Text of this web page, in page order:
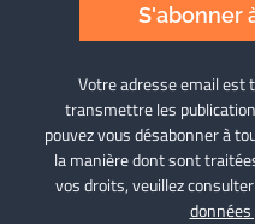
S'abonner
Votre adresse email est
transmettre les
pouvez vous désabonner à
la manière dont sont
vos droits, veuillez